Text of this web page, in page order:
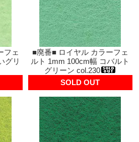
フェ
グリ
■廃番■ ロイヤル カラーフェ
ルト 1mm 100cm幅 コバルト
グリーン col.230
SOLD OUT